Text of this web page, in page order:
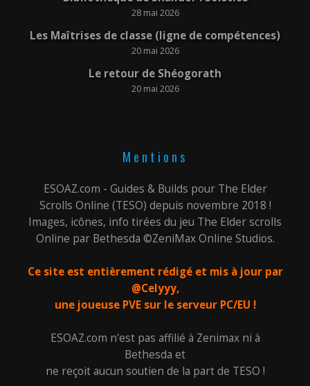
28 mai 2026
Les Maîtrises de classe (ligne de compétences)
20 mai 2026
Le retour de Shéogorath
20 mai 2026
Mentions
ESOAZ.com - Guides & Builds pour The Elder
Scrolls Online (TESO) depuis novembre 2018 !
Images, icônes, info tirées du jeu The Elder scrolls
Online par Bethesda ©ZeniMax Online Studios.
Ce site est entièrement rédigé et mis à jour par
@Celyyy,
une joueuse PVE sur le serveur PC/EU !
ESOAZ.com n'est pas affilié à Zenimax ni à
Bethesda et
ne reçoit aucun soutien de la part de TESO !